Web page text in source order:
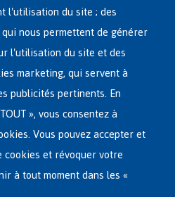
l'utilisation du site ; des
nous permettent de générer
l'utilisation du site et des
marketing, qui servent à
publicités pertinents. En
», vous consentez à
Vous pouvez accepter et
et révoquer votre
à tout moment dans les «